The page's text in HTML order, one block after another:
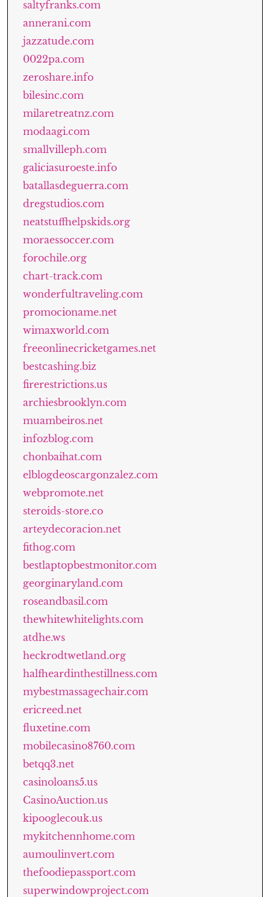
saltyfranks.com
annerani.com
jazzatude.com
0022pa.com
zeroshare.info
bilesinc.com
milaretreatnz.com
modaagi.com
smallvilleph.com
galiciasuroeste.info
batallasdeguerra.com
dregstudios.com
neatstuffhelpskids.org
moraessoccer.com
forochile.org
chart-track.com
wonderfultraveling.com
promocioname.net
wimaxworld.com
freeonlinecricketgames.net
bestcashing.biz
firerestrictions.us
archiesbrooklyn.com
muambeiros.net
infozblog.com
chonbaihat.com
elblogdeoscargonzalez.com
webpromote.net
steroids-store.co
arteydecoracion.net
fithog.com
bestlaptopbestmonitor.com
georginaryland.com
roseandbasil.com
thewhitewhitelights.com
atdhe.ws
heckrodtwetland.org
halfheardinthestillness.com
mybestmassagechair.com
ericreed.net
fluxetine.com
mobilecasino8760.com
betqq3.net
casinoloans5.us
CasinoAuction.us
kipooglecouk.us
mykitchennhome.com
aumoulinvert.com
thefoodiepassport.com
superwindowproject.com